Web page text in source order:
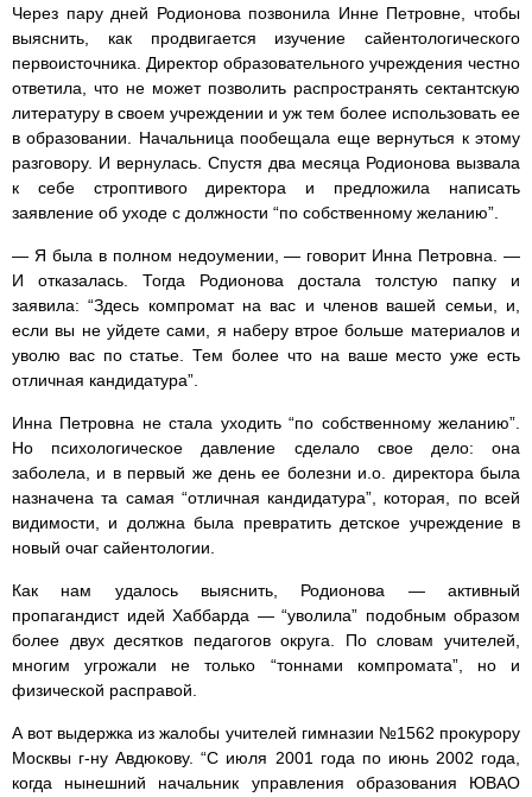
Через пару дней Родионова позвонила Инне Петровне, чтобы
выяснить, как продвигается изучение сайентологического
первоисточника. Директор образовательного учреждения честно
ответила, что не может позволить распространять сектантскую
литературу в своем учреждении и уж тем более использовать ее
в образовании. Начальница пообещала еще вернуться к этому
разговору. И вернулась. Спустя два месяца Родионова вызвала
к себе строптивого директора и предложила написать
заявление об уходе с должности “по собственному желанию”.
— Я была в полном недоумении, — говорит Инна Петровна. —
И отказалась. Тогда Родионова достала толстую папку и
заявила: “Здесь компромат на вас и членов вашей семьи, и,
если вы не уйдете сами, я наберу втрое больше материалов и
уволю вас по статье. Тем более что на ваше место уже есть
отличная кандидатура”.
Инна Петровна не стала уходить “по собственному желанию”.
Но психологическое давление сделало свое дело: она
заболела, и в первый же день ее болезни и.о. директора была
назначена та самая “отличная кандидатура”, которая, по всей
видимости, и должна была превратить детское учреждение в
новый очаг сайентологии.
Как нам удалось выяснить, Родионова — активный
пропагандист идей Хаббарда — “уволила” подобным образом
более двух десятков педагогов округа. По словам учителей,
многим угрожали не только “тоннами компромата”, но и
физической расправой.
А вот выдержка из жалобы учителей гимназии №1562 прокурору
Москвы г-ну Авдюкову. “С июля 2001 года по июнь 2002 года,
когда нынешний начальник управления образования ЮВАО